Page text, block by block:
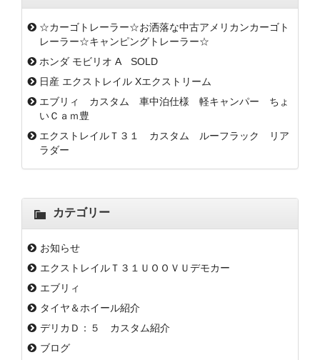
☆カーゴトレーラー☆お洒落な中古アメリカンカーゴト
レーラー☆キャンピングトレーラー☆
ホンダ モビリオ A SOLD
日産 エクストレイル Xエクストリーム
エブリィ カスタム 車中泊仕様 軽キャンパー ちょ
いＣａｍ豊
エクストレイルＴ３１ カスタム ルーフラック リア
ラダー
カテゴリー
お知らせ
エクストレイルＴ３１ＵＯＯＶＵデモカー
エブリィ
タイヤ＆ホイール紹介
デリカＤ：５ カスタム紹介
ブログ